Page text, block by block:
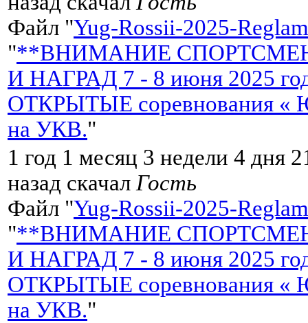
Файл "Yug-Rossii-2025-
"**ВНИМАНИЕ
И НАГРАД 7 - 8 июня 2025
ОТКРЫТЫЕ соревнования «
на УКВ."
1 год 1 месяц 3 недели 4 дня
назад скачал Гость
Файл "Yug-Rossii-2025-
"**ВНИМАНИЕ
И НАГРАД 7 - 8 июня 2025
ОТКРЫТЫЕ соревнования «
на УКВ."